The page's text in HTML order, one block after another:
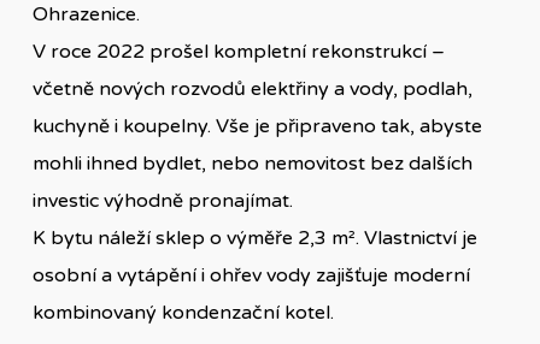
Ohrazenice.
V roce 2022 prošel kompletní rekonstrukcí –
včetně nových rozvodů elektřiny a vody, podlah,
kuchyně i koupelny. Vše je připraveno tak, abyste
mohli ihned bydlet, nebo nemovitost bez dalších
investic výhodně pronajímat.
K bytu náleží sklep o výměře 2,3 m². Vlastnictví je
osobní a vytápění i ohřev vody zajišťuje moderní
kombinovaný kondenzační kotel.